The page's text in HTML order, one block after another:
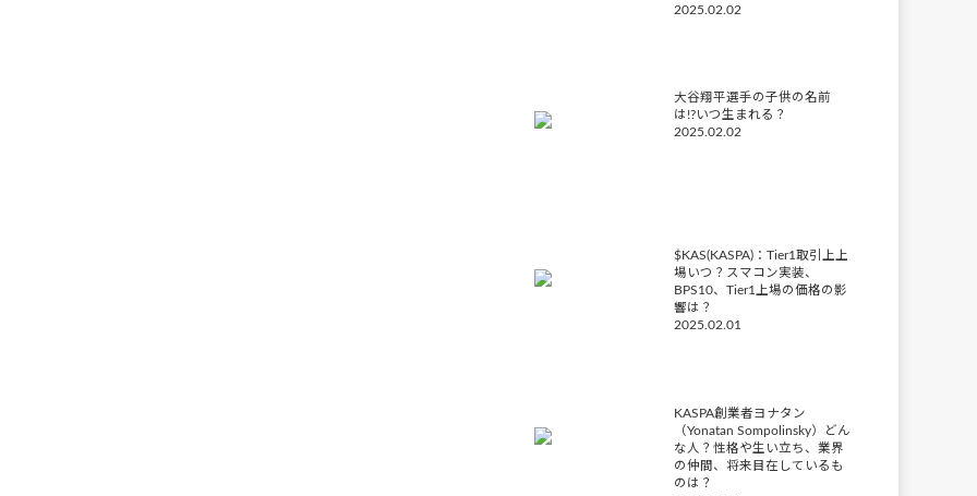
2025.02.02
大谷翔平選手の子供の名前
は!?いつ生まれる？
2025.02.02
$KAS(KASPA)：Tier1取引上上
場いつ？スマコン実装、
BPS10、Tier1上場の価格の影
響は？
2025.02.01
KASPA創業者ヨナタン
（Yonatan Sompolinsky）どん
な人？性格や生い立ち、業界
の仲間、将来目在しているも
のは？